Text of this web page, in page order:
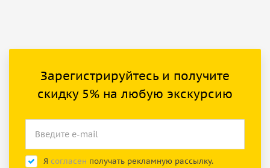
Зарегистрируйтесь и получите
скидку 5% на любую экскурсию
Я согласен получать рекламную рассылку.